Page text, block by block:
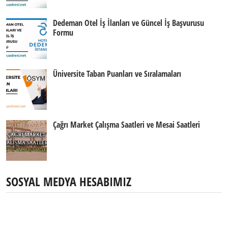
Dedeman Otel İş İlanları ve Güncel İş Başvurusu
Formu
Üniversite Taban Puanları ve Sıralamaları
Çağrı Market Çalışma Saatleri ve Mesai Saatleri
SOSYAL MEDYA HESABIMIZ